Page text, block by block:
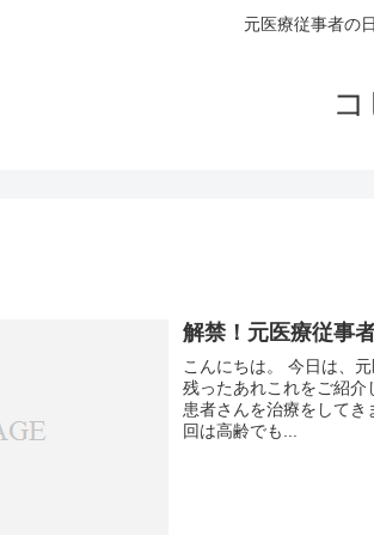
元医療従事者の
解禁！元医療従事
こんにちは。 今日は、
残ったあれこれをご紹
患者さんを治療をして
回は高齢でも...